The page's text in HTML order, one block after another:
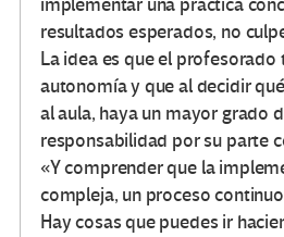
implementar una práctica
resultados esperados, no
La idea es que el profesorado
autonomía y que al decidir
al aula, haya un mayor grado
responsabilidad por su parte
«Y comprender que la
compleja, un proceso
Hay cosas que puedes ir